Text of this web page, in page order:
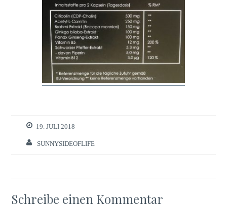
19. JULI 2018
SUNNYSIDEOFLIFE
Schreibe einen Kommentar